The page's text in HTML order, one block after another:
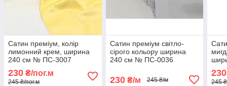
Сатин преміум, колір
лимонний крем, ширина
240 см № ПС-3007
230 ₴/пог.м
245 ₴/пог.м
Сатин преміум світло-
сірого кольору ширина
240 см № ПС-0036
230₴/м 245 ₴/м
230
245